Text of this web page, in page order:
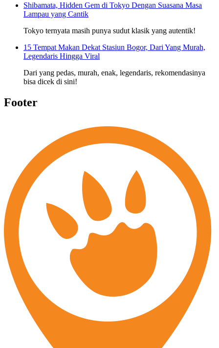
Shibamata, Hidden Gem di Tokyo Dengan Suasana Masa
Lampau yang Cantik
Tokyo ternyata masih punya sudut klasik yang autentik!
15 Tempat Makan Dekat Stasiun Bogor, Dari Yang Murah,
Legendaris Hingga Viral
Dari yang pedas, murah, enak, legendaris, rekomendasinya
bisa dicek di sini!
Footer